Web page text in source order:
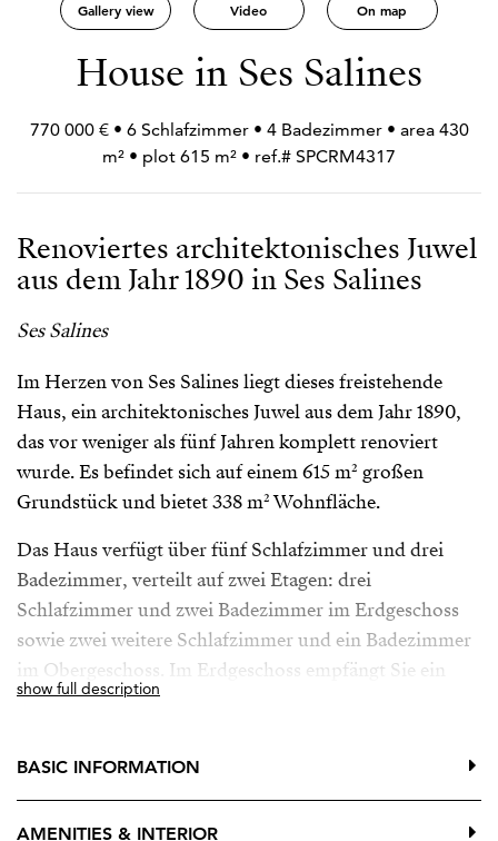
Gallery view Video On map
House in Ses Salines
770 000 € • 6 Schlafzimmer • 4 Badezimmer • area 430
m² • plot 615 m² • ref.# SPCRM4317
Renoviertes architektonisches Juwel
aus dem Jahr 1890 in Ses Salines
Ses Salines
Im Herzen von Ses Salines liegt dieses freistehende
Haus, ein architektonisches Juwel aus dem Jahr 1890,
das vor weniger als fünf Jahren komplett renoviert
wurde. Es befindet sich auf einem 615 m² großen
Grundstück und bietet 338 m² Wohnfläche.
Das Haus verfügt über fünf Schlafzimmer und drei
Badezimmer, verteilt auf zwei Etagen: drei
Schlafzimmer und zwei Badezimmer im Erdgeschoss
sowie zwei weitere Schlafzimmer und ein Badezimmer
im Obergeschoss. Im Erdgeschoss empfängt Sie ein
gemütliches Wohnzimmer, ein geräumiges Esszimmer
Kamin. Von hier aus gelangen Sie direkt in den ca. 50
Obergeschoss befinden sich zwei große Schlafzimmer,
show full description
BASIC INFORMATION
AMENITIES & INTERIOR